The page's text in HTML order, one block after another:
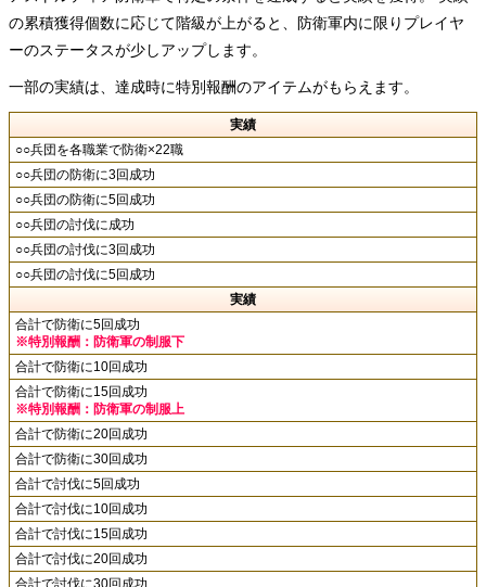
の累積獲得個数に応じて階級が上がると、防衛軍内に限りプレイヤ
ーのステータスが少しアップします。
一部の実績は、達成時に特別報酬のアイテムがもらえます。
実績
○○兵団を各職業で防衛×22職
○○兵団の防衛に3回成功
○○兵団の防衛に5回成功
○○兵団の討伐に成功
○○兵団の討伐に3回成功
○○兵団の討伐に5回成功
実績
合計で防衛に5回成功
※特別報酬：防衛軍の制服下
合計で防衛に10回成功
合計で防衛に15回成功
※特別報酬：防衛軍の制服上
合計で防衛に20回成功
合計で防衛に30回成功
合計で討伐に5回成功
合計で討伐に10回成功
合計で討伐に15回成功
合計で討伐に20回成功
合計で討伐に30回成功